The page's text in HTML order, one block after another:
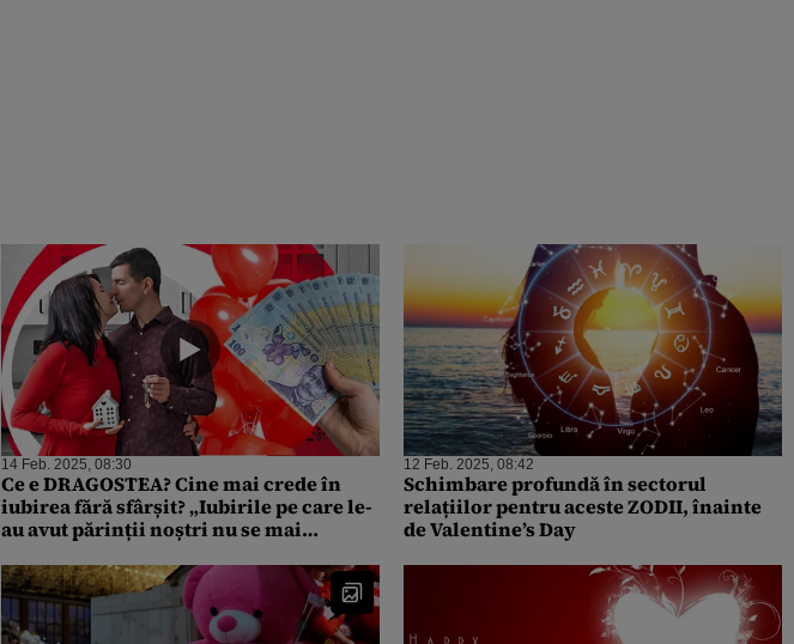
14 Feb. 2025, 08:30
Ce e DRAGOSTEA? Cine mai crede în
iubirea fără sfârșit? „Iubirile pe care le-
au avut părinții noștri nu se mai
12 Feb. 2025, 08:42
Schimbare profundă în sectorul
relațiilor pentru aceste ZODII, înainte
de Valentine’s Day